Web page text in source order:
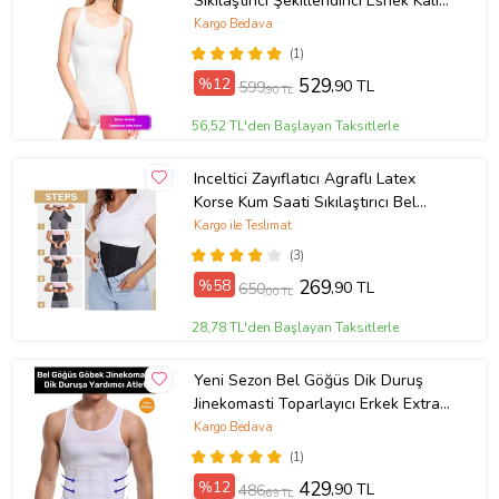
Askılı Kadın Atlet Korse (Beyaz)
(1)
Kargo Bedava
%12 599,90 TL 529,90 TL
56,52 TL'den Başlayan Taksitlerle
Inceltici Zayıflatıcı Agraflı Latex
Korse Kum Saati Sıkılaştırıcı Bel
Korsesi
(3)
Kargo ile Teslimat
%58 650,00 TL 269,90 TL
28,78 TL'den Başlayan Taksitlerle
Yeni Sezon Bel Göğüs Dik Duruş
Jinekomasti Toparlayıcı Erkek Extra
Göbek Sıkılaştırıcı Korse Atlet
(1)
Kargo Bedava
%12 486,69 TL 429,90 TL